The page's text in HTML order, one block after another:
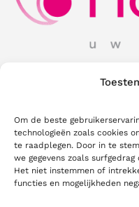
Om de beste
technologieën zoals cookies
te raadplegen. Door in te
we gegevens zoals
Het niet instemmen of
functies en mogelijkheden
Schrijf in
Ontvang als
Uw e-